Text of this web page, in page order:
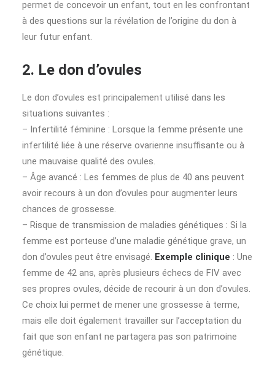
permet de concevoir un enfant, tout en les confrontant
à des questions sur la révélation de l’origine du don à
leur futur enfant.
2. Le don d’ovules
Le don d’ovules est principalement utilisé dans les
situations suivantes :
– Infertilité féminine : Lorsque la femme présente une
infertilité liée à une réserve ovarienne insuffisante ou à
une mauvaise qualité des ovules.
– Âge avancé : Les femmes de plus de 40 ans peuvent
avoir recours à un don d’ovules pour augmenter leurs
chances de grossesse.
– Risque de transmission de maladies génétiques : Si la
femme est porteuse d’une maladie génétique grave, un
don d’ovules peut être envisagé. Exemple clinique : Une
femme de 42 ans, après plusieurs échecs de FIV avec
ses propres ovules, décide de recourir à un don d’ovules.
Ce choix lui permet de mener une grossesse à terme,
mais elle doit également travailler sur l’acceptation du
fait que son enfant ne partagera pas son patrimoine
génétique.